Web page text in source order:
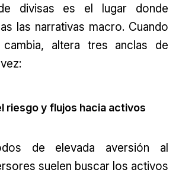
divisas es el lugar donde
las narrativas macro. Cuando
altera tres anclas de
riesgo y flujos hacia activos
de elevada aversión al
suelen buscar los activos